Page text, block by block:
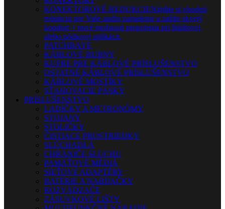
KONEKTOROVÉ REDUKCIENájdite si vhodnú
redukciu pre Vaše audio zariadenie a zažite skvelý
komfort + nové možnosti prepojenia pri štúdiovej,
alebo pódiovej aplikácii.
PATCHBAYE
KÁBLOVÉ BUBNY
KUFRE PRE KÁBLOVÉ PRÍSLUŠENSTVO
OSTATNÉ KÁBLOVÉ PRÍSLUŠENSTVO
KÁBLOVÉ MOSTÍKY
SŤAHOVACIE PÁSKY
PRÍSLUŠENSTVO
LADIČKY A METRONÓMY
STOJANY
STOLIČKY
ČISTIACE PROSTRIEDKY
SLÚCHADLÁ
CHRÁNIČE SLUCHU
PAMÄŤOVÉ MÉDIÁ
SIEŤOVÉ ADAPTÉRY
BATÉRIE A NABÍJAČKY
ROZVÁDZAČE
ZÁSUVKOVÉ LIŠTY